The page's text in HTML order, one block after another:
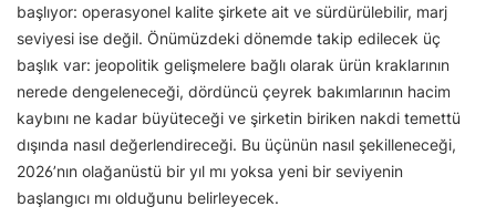
başlıyor: operasyonel kalite şirkete ait ve sürdürülebilir, marj
seviyesi ise değil. Önümüzdeki dönemde takip edilecek üç
başlık var: jeopolitik gelişmelere bağlı olarak ürün kraklarının
nerede dengeleneceği, dördüncü çeyrek bakımlarının hacim
kaybını ne kadar büyüteceği ve şirketin biriken nakdi temettü
dışında nasıl değerlendireceği. Bu üçünün nasıl şekilleneceği,
2026’nın olağanüstü bir yıl mı yoksa yeni bir seviyenin
başlangıcı mı olduğunu belirleyecek.